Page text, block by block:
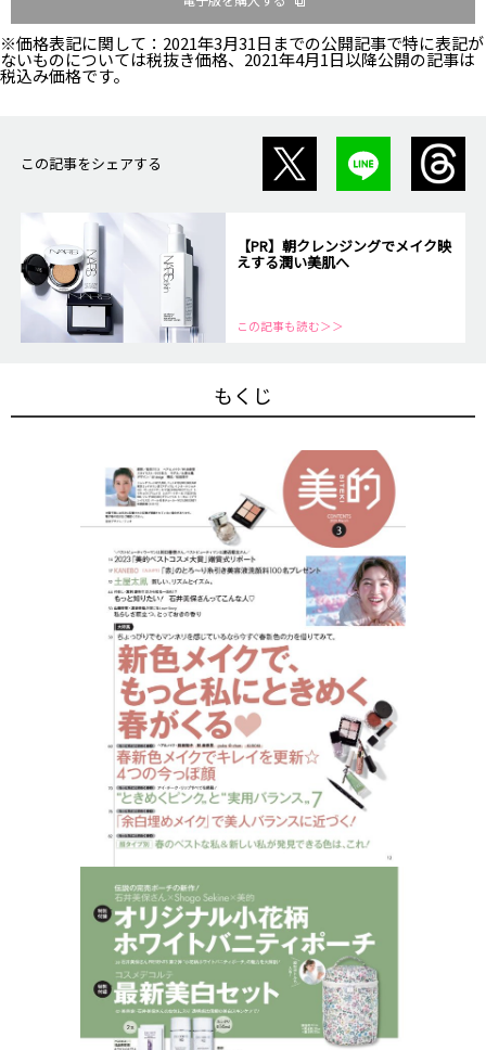
※価格表記に関して：2021年3月31日までの公開記事で特に表記が
ないものについては税抜き価格、2021年4月1日以降公開の記事は
税込み価格です。
この記事をシェアする
【PR】朝クレンジングでメイク映
えする潤い美肌へ
この記事も読む＞＞
もくじ